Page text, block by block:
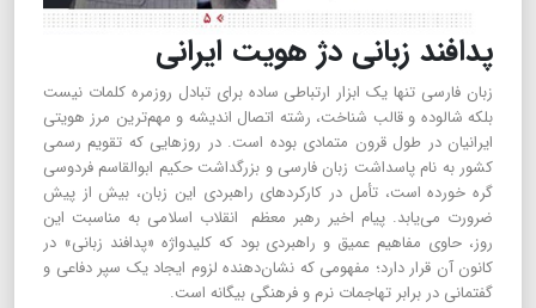
پدافند زبانی دژ هویت ایرانی
زبان فارسی تنها یک ابزار ارتباطی ساده برای تبادل روزمره کلمات نیست
بلکه شالوده و قالب شناخت، رشته اتصال اندیشه و مهم‌ترین مرز هویتی
ایرانیان در طول قرون متمادی بوده است. در روزهایی که تقویم رسمی
کشور به نام پاسداشت زبان فارسی و بزرگداشت حکیم ابوالقاسم فردوسی
گره خورده است، تأمل در کارکردهای راهبردی این زبان، بیش از پیش
ضرورت می‌یابد. پیام اخیر رهبر معظم انقلاب اسلامی به مناسبت این
روز، حاوی مفاهیم عمیق و راهبردی بود که کلیدواژه «پدافند زبانی» در
کانون آن قرار دارد؛ مفهومی که نشان‌دهنده لزوم ایجاد یک سپر دفاعی و
گفتمانی در برابر تهاجمات نرم و فرهنگی بیگانه است.